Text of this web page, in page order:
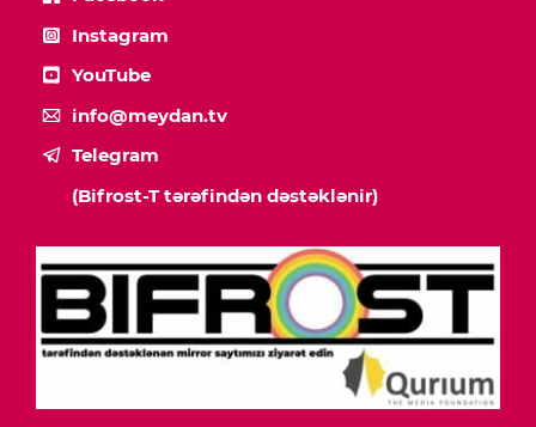
Instagram
YouTube
info@meydan.tv
Telegram
(Bifrost-T tərəfindən dəstəklənir)